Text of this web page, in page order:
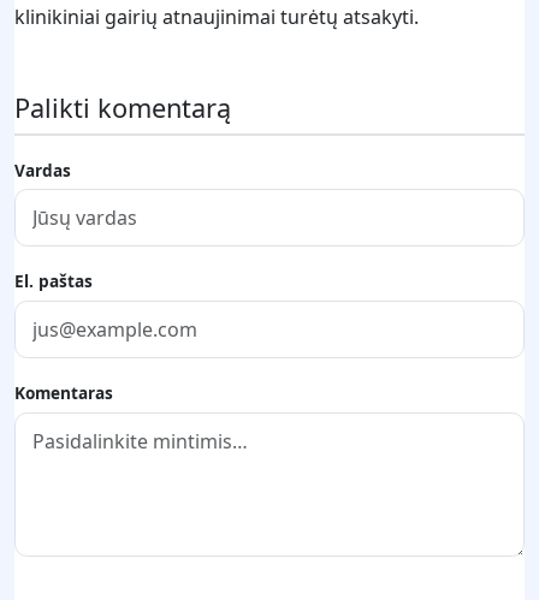
klinikiniai gairių atnaujinimai turėtų atsakyti.
Palikti komentarą
Vardas
El. paštas
Komentaras